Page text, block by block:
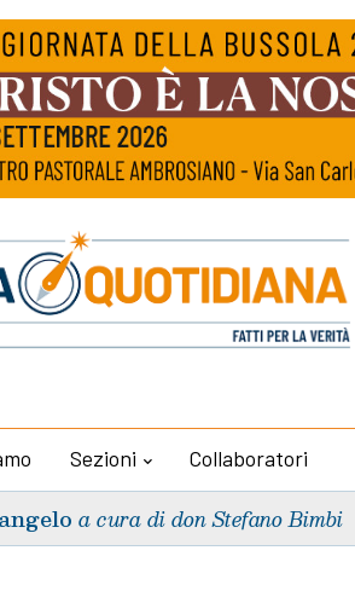
Sezioni Collaboratori
a cura di don Stefano Bimbi